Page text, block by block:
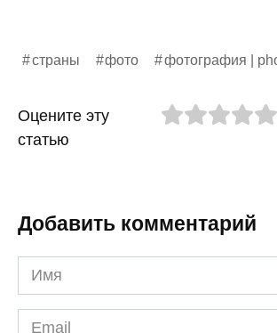
страны фото фотография |
Оцените эту
статью
Добавить комментарий
Имя
*
Email